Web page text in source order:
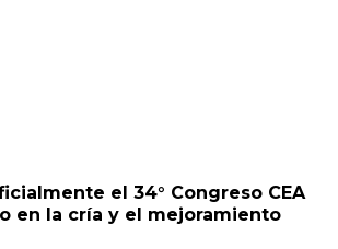
el 34° Congreso CEA
en la cría y el mejoramiento